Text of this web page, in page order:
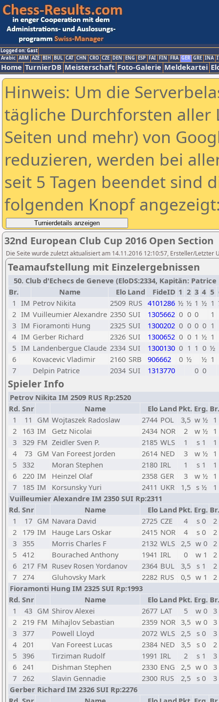
Logged on: Gast
Arabic ARM AZE BIH BUL CAT CHN CRO CZE DEN ENG ESP FAI FIN FRA GER GRE INA
Home TurnierDB Meisterschaft Foto-Galerie Meldekartei
Hinweis: Um die
tägliche Durchforsten aller
Seiten und mehr) von
reduzieren, werden bei
seit 5 Tagen beendet sind
folgenden Knopf
32nd European Club Cup 2016 Open Section
Die Seite wurde zuletzt aktualisiert am 14.11.2016 12:10:57, Ersteller/Letzter
Teamaufstellung mit Einzelergebnissen
50. Club d'Echecs de Geneve (EloDS:2334, Kapitän:
Br.
Name Elo Land FideID 1 2 3 4 5
1 IM Petrov Nikita 2509 RUS 4101286 ½ ½ 1 ½ 1
2 IM Vuilleumier Alexandre 2350 SUI 1305662 0 0 0 1
3 IM Fioramonti Hung 2325 SUI 1300202 0 0 0 0 1
4 IM Gerber Richard 2326 SUI 1300652 0 0 1 ½ 1
5 IM Landenbergue Claude 2334 SUI 1300130 0 1 1 0 ½
6
Kovacevic Vladimir 2160 SRB 906662 0 ½ ½ 1
7
Delpin Patrice 2034 SUI 1313770 0 0
Spieler Info
Petrov Nikita IM 2509 RUS Rp:2520
Rd. Snr Name Elo Land Pkt. Erg. Br.
1
11 GM Wojtaszek Radoslaw 2744 POL 3,5 w ½ 1
2
163 IM Getz Nicolai 2434 NOR 2 w ½ 1
3 329 FM Zeidler Sven P. 2185 WLS 1 s 1
1
4
73 GM Van Foreest Jorden 2614 NED 3 w ½ 1
5 332 Moran Stephen 2180 IRL 1 s 1
1
6 220 IM Heinzel Olaf 2358 GER 3 w ½ 1
7
185 IM Korsunsky Yuri 2411 UKR 1,5 s ½
1
Vuilleumier Alexandre IM 2350 SUI Rp:2311
Rd. Snr Name Elo Land Pkt. Erg. Br.
1
17 GM Navara David 2725 CZE 4 s 0
2
2
179 IM Hauge Lars Oskar 2415 NOR 4 s 0
2
3 355 Morris Charles F 2132 WLS 2,5 w 0
2
5 412 Bourached Anthony 1941 IRL 0 w 1
2
6 217 FM Rusev Rosen Yordanov 2364 BUL 3,5 s 1
2
7 274 Gluhovsky Mark 2282 RUS 0,5 w 1
2
Fioramonti Hung IM 2325 SUI Rp:1993
Rd. Snr Name Elo Land Pkt. Erg. Br.
1
43 GM Shirov Alexei 2677 LAT 5 w 0
3
2 219 FM Mihajlov Sebastian 2359 NOR 3,5 w 0
3
3 377 Powell Lloyd 2072 WLS 2,5 s 0
3
4 201 Van Foreest Lucas 2384 NED 3,5 s 0
2
5 396 Tirziman Rudolf 1991 IRL 2 s 1
3
6 241 Dishman Stephen 2330 ENG 2,5 w 0
3
7 262 Slavin Gennadie 2300 RUS 2,5 s 0
3
Gerber Richard IM 2326 SUI Rp:2276